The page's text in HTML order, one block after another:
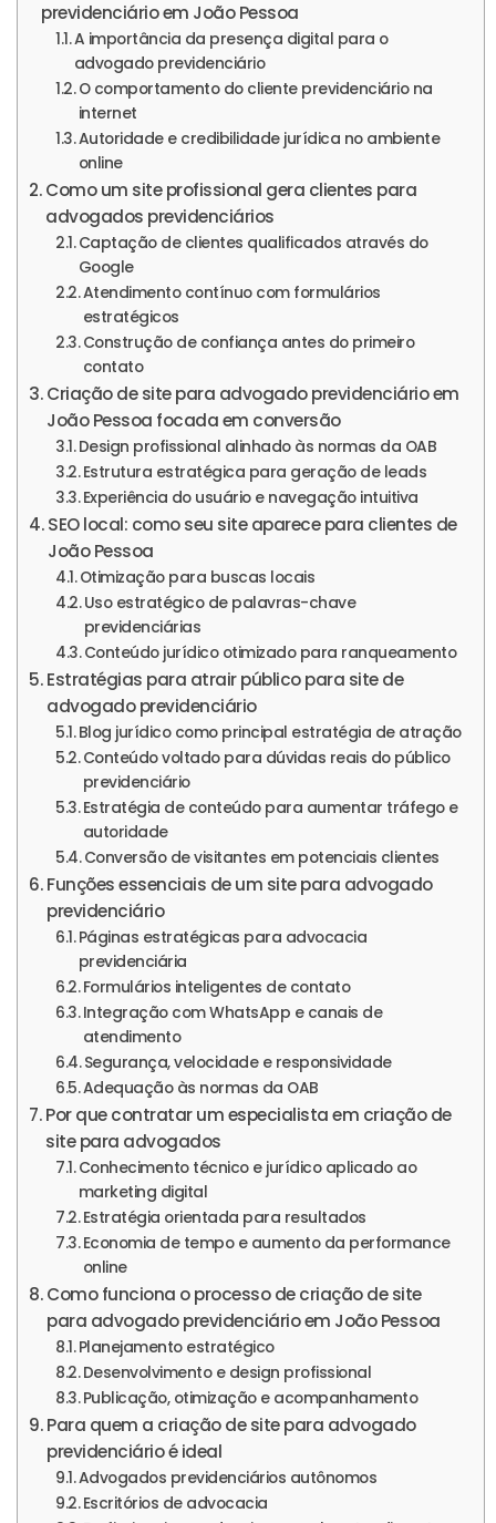
previdenciário em João Pessoa
A importância da presença digital para o
advogado previdenciário
O comportamento do cliente previdenciário na
internet
Autoridade e credibilidade jurídica no ambiente
online
Como um site profissional gera clientes para
advogados previdenciários
Captação de clientes qualificados através do
Google
Atendimento contínuo com formulários
estratégicos
Construção de confiança antes do primeiro
contato
Criação de site para advogado previdenciário em
João Pessoa focada em conversão
Design profissional alinhado às normas da OAB
Estrutura estratégica para geração de leads
Experiência do usuário e navegação intuitiva
SEO local: como seu site aparece para clientes de
João Pessoa
Otimização para buscas locais
Uso estratégico de palavras-chave
previdenciárias
Conteúdo jurídico otimizado para ranqueamento
Estratégias para atrair público para site de
advogado previdenciário
Blog jurídico como principal estratégia de atração
Conteúdo voltado para dúvidas reais do público
previdenciário
Estratégia de conteúdo para aumentar tráfego e
autoridade
Conversão de visitantes em potenciais clientes
Funções essenciais de um site para advogado
previdenciário
Páginas estratégicas para advocacia
previdenciária
Formulários inteligentes de contato
Integração com WhatsApp e canais de
atendimento
Segurança, velocidade e responsividade
Adequação às normas da OAB
Por que contratar um especialista em criação de
site para advogados
Conhecimento técnico e jurídico aplicado ao
marketing digital
Estratégia orientada para resultados
Economia de tempo e aumento da performance
online
Como funciona o processo de criação de site
para advogado previdenciário em João Pessoa
Planejamento estratégico
Desenvolvimento e design profissional
Publicação, otimização e acompanhamento
Para quem a criação de site para advogado
previdenciário é ideal
Advogados previdenciários autônomos
Escritórios de advocacia